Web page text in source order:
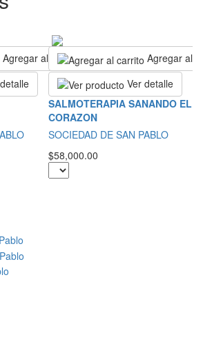
Agregar al carrito
Agregar al
Ver detalle
SALMOTERAPIA SANANDO EL
CORAZON
SOCIEDAD DE SAN PABLO
$58,000.00